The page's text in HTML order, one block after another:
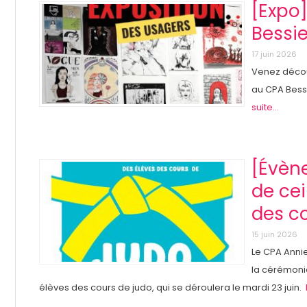
17 juin 2026
Venez
au CPA
suite...
de
des
15 juin 2026
Le CPA
la
élèves des cours de judo, qui se déroulera le mardi 23 juin.